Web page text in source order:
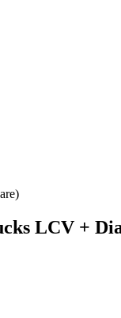
LCV +